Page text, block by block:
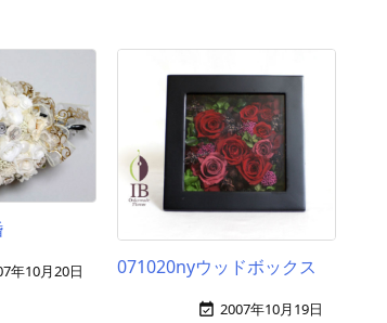
年10月20日 071020nyウッドボックス
 2007年10月19日